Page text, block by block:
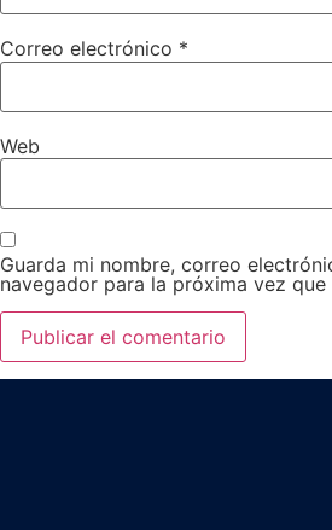
Correo electrónico *
Web
Guarda mi nombre, correo
navegador para la próxima vez que